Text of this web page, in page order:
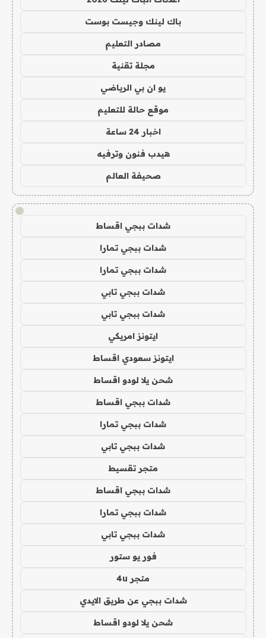
باك لينك وجيست بوست
مصادر التعليم
مجلة تقنية
يو ان بي الرياضي
موقع حالة للتعليم
اخبار 24 ساعة
هيدب فنون وترفيه
صحيفة العالم
!
شدات ببجي اقساط
شدات ببجي تمارا
شدات ببجي تمارا
شدات ببجي تابي
شدات ببجي تابي
ايتونز امريكي
ايتونز سعودي اقساط
شحن يلا لودو اقساط
شدات ببجي اقساط
شدات ببجي تمارا
شدات ببجي تابي
متجر تقسيط
شدات ببجي اقساط
شدات ببجي تمارا
شدات ببجي تابي
فور يو ستور
متجر 4u
شدات ببجي عن طريق الايدي
شحن يلا لودو اقساط